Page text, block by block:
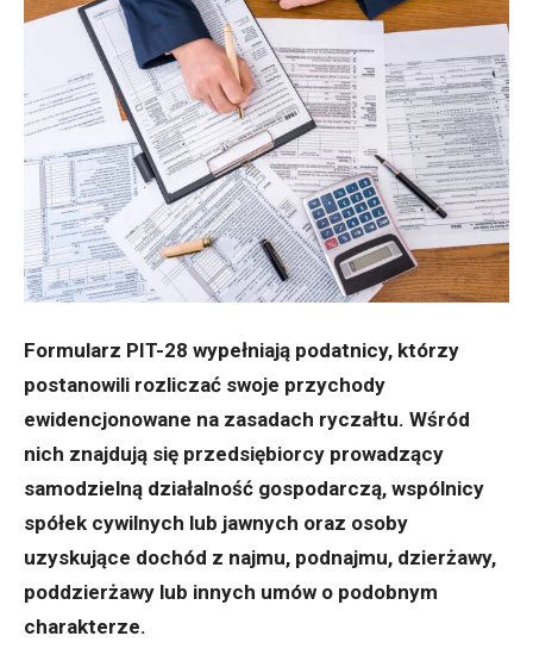
Formularz PIT-28 wypełniają podatnicy, którzy
postanowili rozliczać swoje przychody
ewidencjonowane na zasadach ryczałtu. Wśród
nich znajdują się przedsiębiorcy prowadzący
samodzielną działalność gospodarczą, wspólnicy
spółek cywilnych lub jawnych oraz osoby
uzyskujące dochód z najmu, podnajmu, dzierżawy,
poddzierżawy lub innych umów o podobnym
charakterze.